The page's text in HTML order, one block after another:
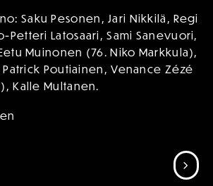
Saku Pesonen, Jari Nikkilä, Regi
Petteri Latosaari, Sami Sanevuori,
Muinonen (76. Niko Markkula),
Patrick Poutiainen, Venance Zézé
Kalle Multanen.